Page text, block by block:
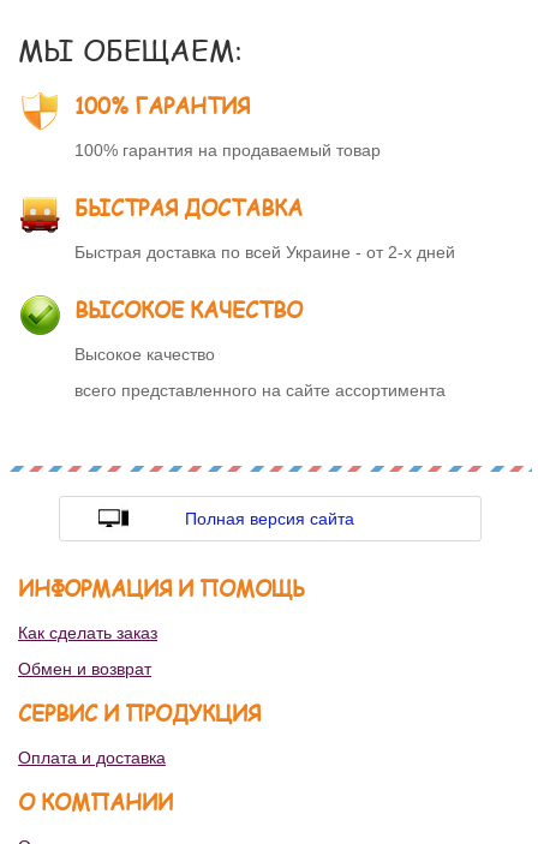
МЫ ОБЕЩАЕМ:
100% ГАРАНТИЯ
100% гарантия на продаваемый товар
БЫСТРАЯ ДОСТАВКА
Быстрая доставка по всей Украине - от 2-х дней
ВЫСОКОЕ КАЧЕСТВО
Высокое качество
всего представленного на сайте ассортимента
Полная версия сайта
ИНФОРМАЦИЯ И ПОМОЩЬ
Как сделать заказ
Обмен и возврат
СЕРВИС И ПРОДУКЦИЯ
Оплата и доставка
О КОМПАНИИ